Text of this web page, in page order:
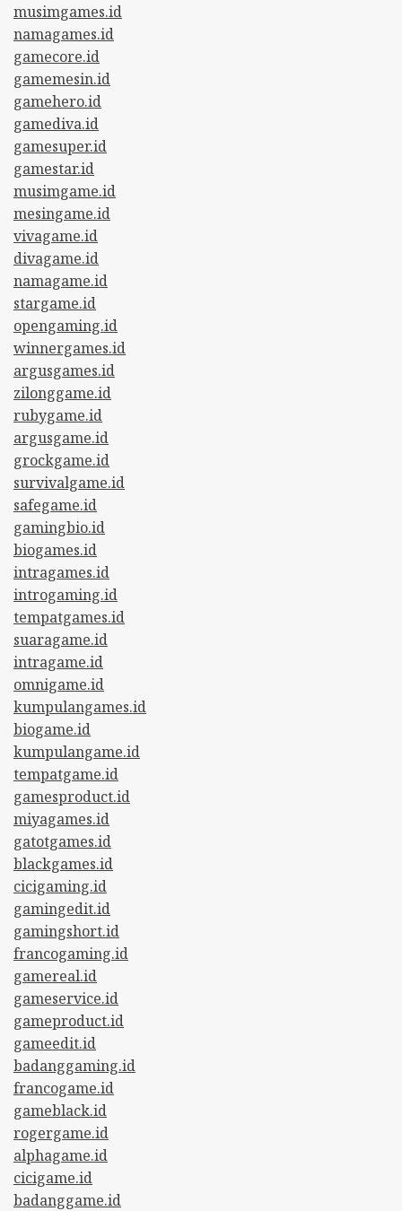
musimgames.id
namagames.id
gamecore.id
gamemesin.id
gamehero.id
gamediva.id
gamesuper.id
gamestar.id
musimgame.id
mesingame.id
vivagame.id
divagame.id
namagame.id
stargame.id
opengaming.id
winnergames.id
argusgames.id
zilonggame.id
rubygame.id
argusgame.id
grockgame.id
survivalgame.id
safegame.id
gamingbio.id
biogames.id
intragames.id
introgaming.id
tempatgames.id
suaragame.id
intragame.id
omnigame.id
kumpulangames.id
biogame.id
kumpulangame.id
tempatgame.id
gamesproduct.id
miyagames.id
gatotgames.id
blackgames.id
cicigaming.id
gamingedit.id
gamingshort.id
francogaming.id
gamereal.id
gameservice.id
gameproduct.id
gameedit.id
badanggaming.id
francogame.id
gameblack.id
rogergame.id
alphagame.id
cicigame.id
badanggame.id